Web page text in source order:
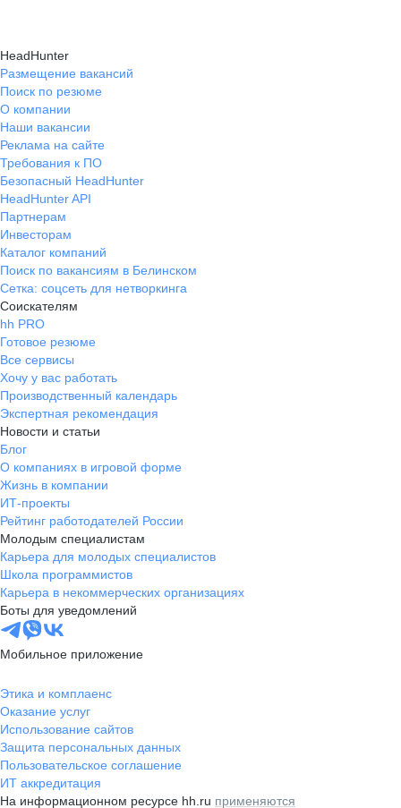
HeadHunter
Размещение вакансий
Поиск по резюме
О компании
Наши вакансии
Реклама на сайте
Требования к ПО
Безопасный HeadHunter
HeadHunter API
Партнерам
Инвесторам
Каталог компаний
Поиск по вакансиям в Белинском
Сетка: соцсеть для нетворкинга
Соискателям
hh PRO
Готовое резюме
Все сервисы
Хочу у вас работать
Производственный календарь
Экспертная рекомендация
Новости и статьи
Блог
О компаниях в игровой форме
Жизнь в компании
ИТ-проекты
Рейтинг работодателей России
Молодым специалистам
Карьера для молодых специалистов
Школа программистов
Карьера в некоммерческих организациях
Боты для уведомлений
Мобильное приложение
Этика и комплаенс
Оказание услуг
Использование сайтов
Защита персональных данных
Пользовательское соглашение
ИТ аккредитация
На информационном ресурсе hh.ru применяются